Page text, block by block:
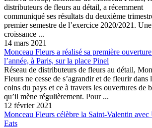
distributeurs de fleurs au détail, a récemment
communiqué ses résultats du deuxième
premier semestre de l’exercice 2020/2021. Une
croissance ...
14 mars 2021
Monceau Fleurs a réalisé sa première
l’année, à Paris, sur la place Pinel
Réseau de distributeurs de fleurs au détail,
Fleurs ne cesse de s’agrandir et de fleurir dans
coins du pays et ce à travers les ouvertures de
qu’il mène régulièrement. Pour ...
12 février 2021
Monceau Fleurs célèbre la Saint-Valentin avec
Eats